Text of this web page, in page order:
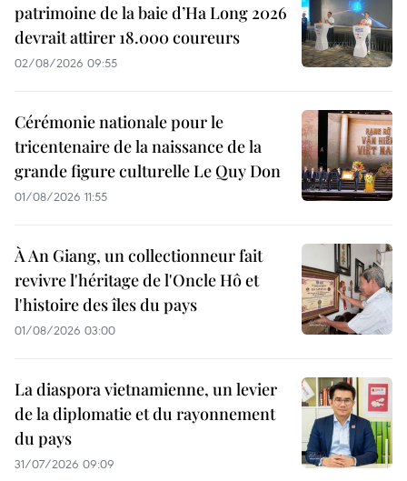
patrimoine de la baie d’Ha Long 2026
devrait attirer 18.000 coureurs
02/08/2026 09:55
Cérémonie nationale pour le
tricentenaire de la naissance de la
grande figure culturelle Le Quy Don
01/08/2026 11:55
À An Giang, un collectionneur fait
revivre l'héritage de l'Oncle Hô et
l'histoire des îles du pays
01/08/2026 03:00
La diaspora vietnamienne, un levier
de la diplomatie et du rayonnement
du pays
31/07/2026 09:09